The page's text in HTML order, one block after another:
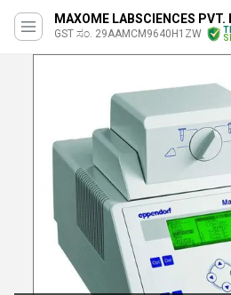
MAXOME LABSCIENCES PVT.
GST ಸಂ. 29AAMCM9640H1ZW